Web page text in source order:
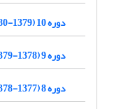
دوره 10 (1379-1380)
دوره 9 (1378-1379)
دوره 8 (1377-1378)